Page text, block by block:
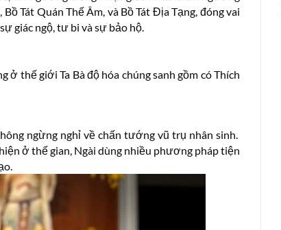
Tát Quán Thế Âm, và Bồ Tát Địa Tạng, đóng vai
giác ngộ, tư bi và sự bảo hộ.
ở thế giới Ta Bà độ hóa chúng sanh gồm có Thích
ngừng nghỉ về chấn tướng vũ trụ nhân sinh.
ở thế gian, Ngài dùng nhiều phương pháp tiện